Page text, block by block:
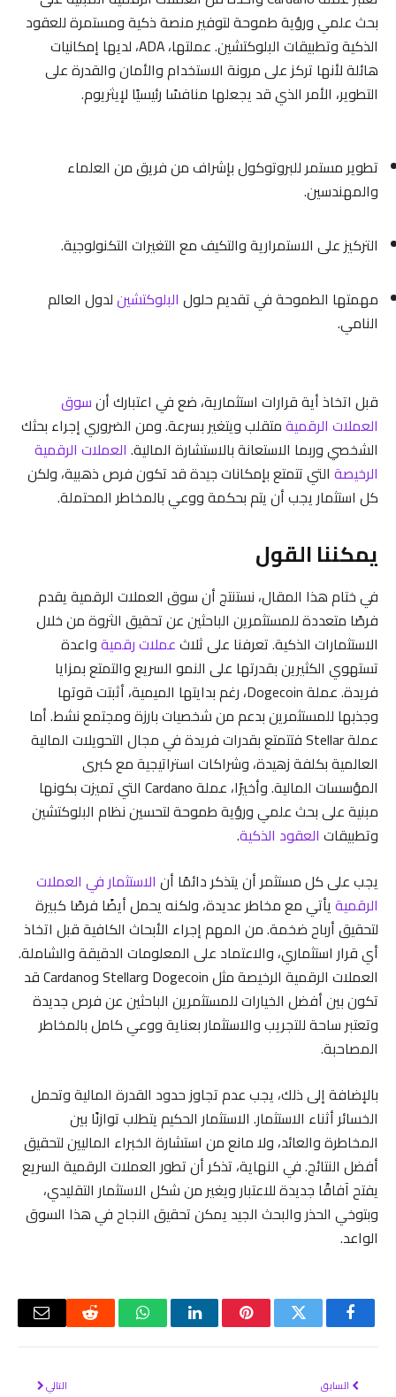
بحث علمي ورؤية طموحة لتوفير منصة ذكية ومستمرة للعقود
الذكية وتطبيقات البلوكتشين. عملتها، ADA، لديها إمكانيات
هائلة لأنها تركز على مرونة الاستخدام والأمان والقدرة على
التطوير، الأمر الذي قد يجعلها منافسًا رئيسيًا لإيثريوم.
تطوير مستمر للبروتوكول بإشراف من فريق من العلماء
والمهندسين.
التركيز على الاستمرارية والتكيف مع التغيرات التكنولوجية.
مهمتها الطموحة في تقديم حلول البلوكتشينلدول العالم
النامي.
قبل اتخاذ أية قرارات استثمارية، ضع في اعتبارك أنسوق
العملات الرقميةمتقلب ويتغير بسرعة. ومن الضروري إجراء بحثك
الشخصي وربما الاستعانة بالاستشارة المالية. العملات الرقمية
الرخيصة التي تتمتع بإمكانات جيدة قد تكون فرص ذهبية، ولكن
كل استثمار يجب أن يتم بحكمة ووعي بالمخاطر المحتملة.
يمكننا القول
في ختام هذا المقال، نستنتج أن سوق العملات الرقمية يقدم
فرصًا متعددة للمستثمرين الباحثين عن تحقيق الثروة من خلال
الاستثمارات الذكية. تعرفنا على ثلاثعملات رقميةواعدة
تستهوي الكثيرين بقدرتها على النمو السريع والتمتع بمزايا
فريدة. عملة Dogecoin، رغم بدايتها الميمية، أثبتت قوتها
وجذبها للمستثمرين بدعم من شخصيات بارزة ومجتمع نشط. أما
عملة Stellar فتتمتع بقدرات فريدة في مجال التحويلات المالية
العالمية بكلفة زهيدة، وشراكات استراتيجية مع كبرى
المؤسسات المالية. وأخيرًا، عملة Cardano التي تميزت بكونها
مبنية على بحث علمي ورؤية طموحة لتحسين نظام البلوكتشين
وتطبيقات العقود الذكية.
يجب على كل مستثمر أن يتذكر دائمًا أن الاستثمار في العملات
الرقميةيأتي مع مخاطر عديدة، ولكنه يحمل أيضًا فرصًا كبيرة
لتحقيق أرباح ضخمة. من المهم إجراء الأبحاث الكافية قبل اتخاذ
أي قرار استثماري، والاعتماد على المعلومات الدقيقة والشاملة.
العملات الرقمية الرخيصة مثل Dogecoin وStellar وCardano قد
تكون بين أفضل الخيارات للمستثمرين الباحثين عن فرص جديدة
وتعتبر ساحة للتجريب والاستثمار بعناية ووعي كامل بالمخاطر
المصاحبة.
بالإضافة إلى ذلك، يجب عدم تجاوز حدود القدرة المالية وتحمل
الخسائر أثناء الاستثمار. الاستثمار الحكيم يتطلب توازنًا بين
المخاطرة والعائد، ولا مانع من استشارة الخبراء الماليين لتحقيق
أفضل النتائج. في النهاية، تذكر أن تطور العملات الرقمية السريع
يفتح آفاقًا جديدة للاعتبار ويغير من شكل الاستثمار التقليدي،
وبتوخي الحذر والبحث الجيد يمكن تحقيق النجاح في هذا السوق
الواعد.
فيسبوكتويتر بينتيريستلينكدإن واتسابرديت
البريد
السابق التالي